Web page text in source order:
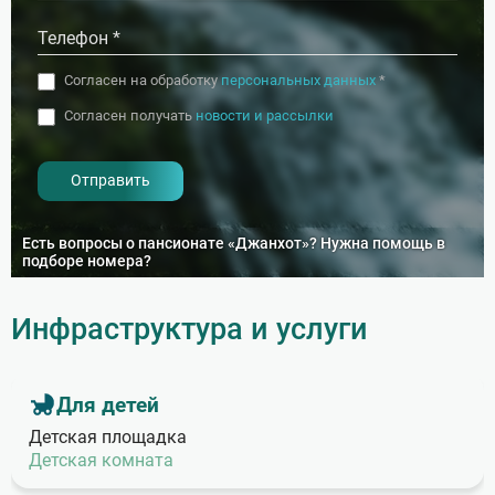
Есть вопросы о пансионате «Джанхот»? Нужна помощь в
подборе номера?
Согласен на обработкуперсональных данных *
Согласен получать новости и рассылки
Инфраструктура и услуги
Для детей
Детская площадка
Детская комната